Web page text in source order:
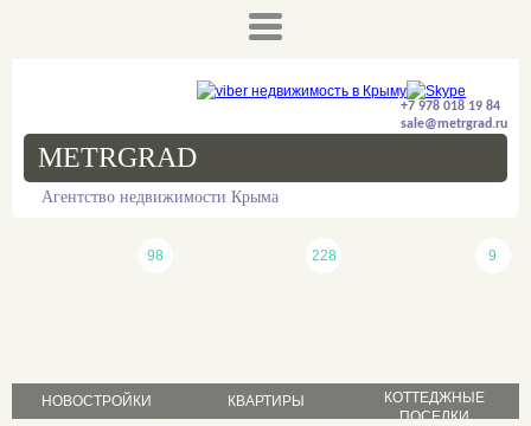
+7 978 018 19 84
sale@metrgrad.ru
METRGRAD
Агентство недвижимости Крыма
НОВОСТРОЙКИ
98
КВАРТИРЫ
228
КОТТЕДЖНЫЕ
ПОСЕЛКИ
9